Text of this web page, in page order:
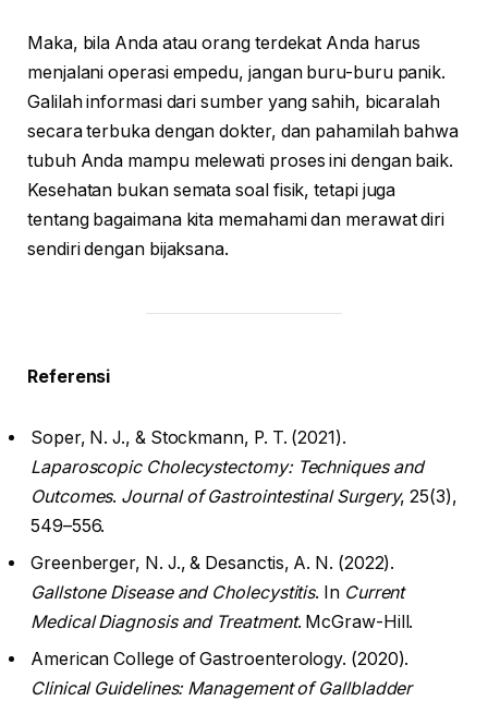
Maka, bila Anda atau orang terdekat Anda harus
menjalani operasi empedu, jangan buru-buru panik.
Galilah informasi dari sumber yang sahih, bicaralah
secara terbuka dengan dokter, dan pahamilah bahwa
tubuh Anda mampu melewati proses ini dengan baik.
Kesehatan bukan semata soal fisik, tetapi juga
tentang bagaimana kita memahami dan merawat diri
sendiri dengan bijaksana.
Referensi
Soper, N. J., & Stockmann, P. T. (2021).
Laparoscopic Cholecystectomy: Techniques and
Outcomes. Journal of Gastrointestinal Surgery, 25(3),
549–556.
Greenberger, N. J., & Desanctis, A. N. (2022).
Gallstone Disease and Cholecystitis. In Current
Medical Diagnosis and Treatment. McGraw-Hill.
American College of Gastroenterology. (2020).
Clinical Guidelines: Management of Gallbladder